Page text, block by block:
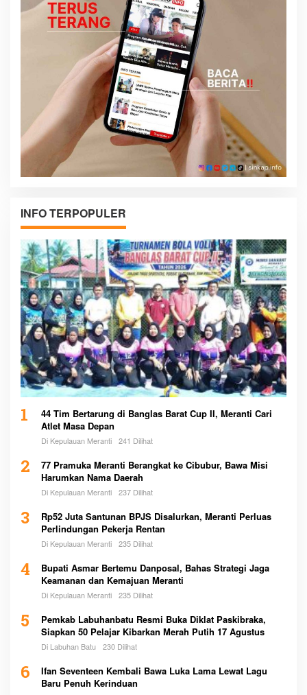
INFO TERPOPULER
1
44 Tim Bertarung di Banglas Barat Cup II, Meranti Cari
Atlet Masa Depan
Di Kepulauan Meranti 241 Dilihat
2
77 Pramuka Meranti Berangkat ke Cibubur, Bawa Misi
Harumkan Nama Daerah
Di Kepulauan Meranti 237 Dilihat
3
Rp52 Juta Santunan BPJS Disalurkan, Meranti Perluas
Perlindungan Pekerja Rentan
Di Kepulauan Meranti 235 Dilihat
4
Bupati Asmar Bertemu Danposal, Bahas Strategi Jaga
Keamanan dan Kemajuan Meranti
Di Kepulauan Meranti 235 Dilihat
5
Pemkab Labuhanbatu Resmi Buka Diklat Paskibraka,
Siapkan 50 Pelajar Kibarkan Merah Putih 17 Agustus
Di Labuhan Batu 230 Dilihat
6
Ifan Seventeen Kembali Bawa Luka Lama Lewat Lagu
Baru Penuh Kerinduan